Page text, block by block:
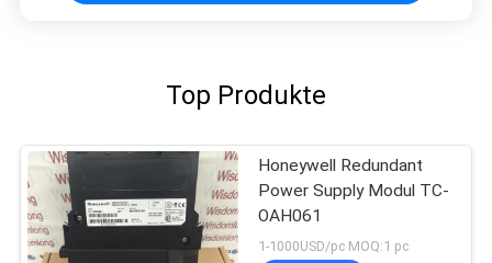
Top Produkte
Honeywell Redundant
Power Supply Modul TC-
OAH061
1-1000USD/pc MOQ:1 pc